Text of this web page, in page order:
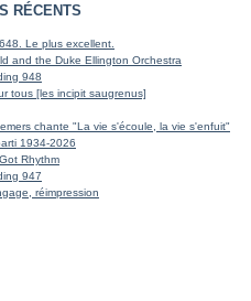
RÉCENTS
Le plus excellent.
and the Duke Ellington Orchestra
948
tous [les incipit saugrenus]
chante "La vie s'écoule, la vie s'enfuit"
1934-2026
Rhythm
947
réimpression